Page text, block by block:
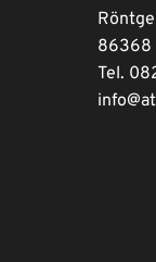
86368
Tel.